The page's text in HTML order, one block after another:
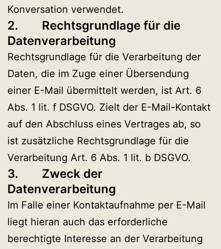
Konversation verwendet.
2. Rechtsgrundlage für die
Datenverarbeitung
Rechtsgrundlage für die Verarbeitung der
Daten, die im Zuge einer Übersendung
einer E-Mail übermittelt werden, ist Art. 6
Abs. 1 lit. f DSGVO. Zielt der E-Mail-Kontakt
auf den Abschluss eines Vertrages ab, so
ist zusätzliche Rechtsgrundlage für die
Verarbeitung Art. 6 Abs. 1 lit. b DSGVO.
3. Zweck der
Datenverarbeitung
Im Falle einer Kontaktaufnahme per E-Mail
liegt hieran auch das erforderliche
berechtigte Interesse an der Verarbeitung